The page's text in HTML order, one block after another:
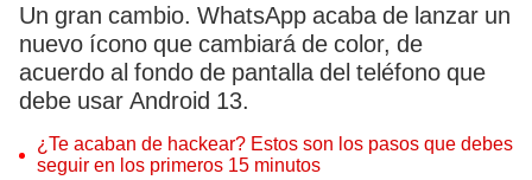
Un gran cambio. WhatsApp acaba de lanzar un
nuevo ícono que cambiará de color, de
acuerdo al fondo de pantalla del teléfono que
debe usar Android 13.
¿Te acaban de hackear? Estos son los pasos que debes
seguir en los primeros 15 minutos